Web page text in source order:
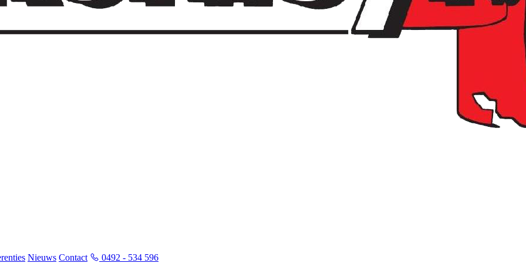
Nieuws Contact 0492 - 534 596